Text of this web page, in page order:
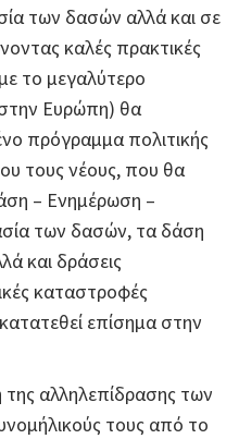
των δασών αλλά και σε
καλές πρακτικές
το μεγαλύτερο
Ευρώπη) θα
πρόγραμμα πολιτικής
τους νέους, που θα
– Ενημέρωση –
των δασών, τα δάση
και δράσεις
καταστροφές
επίσημα στην
αλληλεπίδρασης των
τους από το